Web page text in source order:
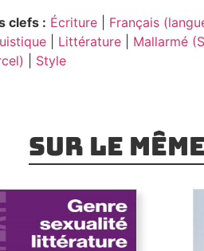
clefs : Écriture| Français
| Littérature| Mallarmé
Style
Sur le
sexualité,
littérature